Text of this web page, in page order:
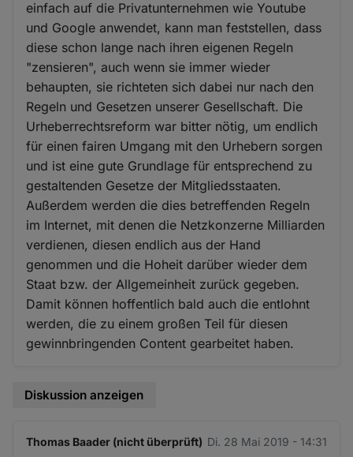
einfach auf die Privatunternehmen wie Youtube
und Google anwendet, kann man feststellen, dass
diese schon lange nach ihren eigenen Regeln
"zensieren", auch wenn sie immer wieder
behaupten, sie richteten sich dabei nur nach den
Regeln und Gesetzen unserer Gesellschaft. Die
Urheberrechtsreform war bitter nötig, um endlich
für einen fairen Umgang mit den Urhebern sorgen
und ist eine gute Grundlage für entsprechend zu
gestaltenden Gesetze der Mitgliedsstaaten.
Außerdem werden die dies betreffenden Regeln
im Internet, mit denen die Netzkonzerne Milliarden
verdienen, diesen endlich aus der Hand
genommen und die Hoheit darüber wieder dem
Staat bzw. der Allgemeinheit zurück gegeben.
Damit können hoffentlich bald auch die entlohnt
werden, die zu einem großen Teil für diesen
gewinnbringenden Content gearbeitet haben.
Diskussion anzeigen
Thomas Baader (nicht überprüft) Di. 28 Mai 2019 - 14:31